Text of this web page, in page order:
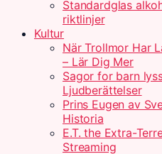
Standardglas
riktlinjer
Kultur
När Trollmor Har
– Lär Dig Mer
Sagor for barn
Ljudberättelser
Prins Eugen av
Historia
E.T. the Extra-
Streaming